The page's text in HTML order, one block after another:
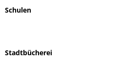
Schulen
Stadtbücherei